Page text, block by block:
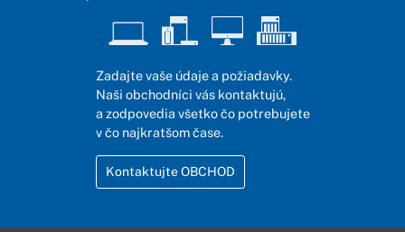
Zadajte vaše údaje a požiadavky.
Naši obchodníci vás kontaktujú,
a zodpovedia všetko čo potrebujete
v čo najkratšom čase.
Kontaktujte OBCHOD